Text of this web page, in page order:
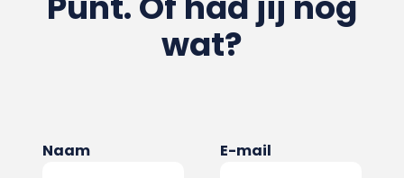
wat?
Naam E-mail